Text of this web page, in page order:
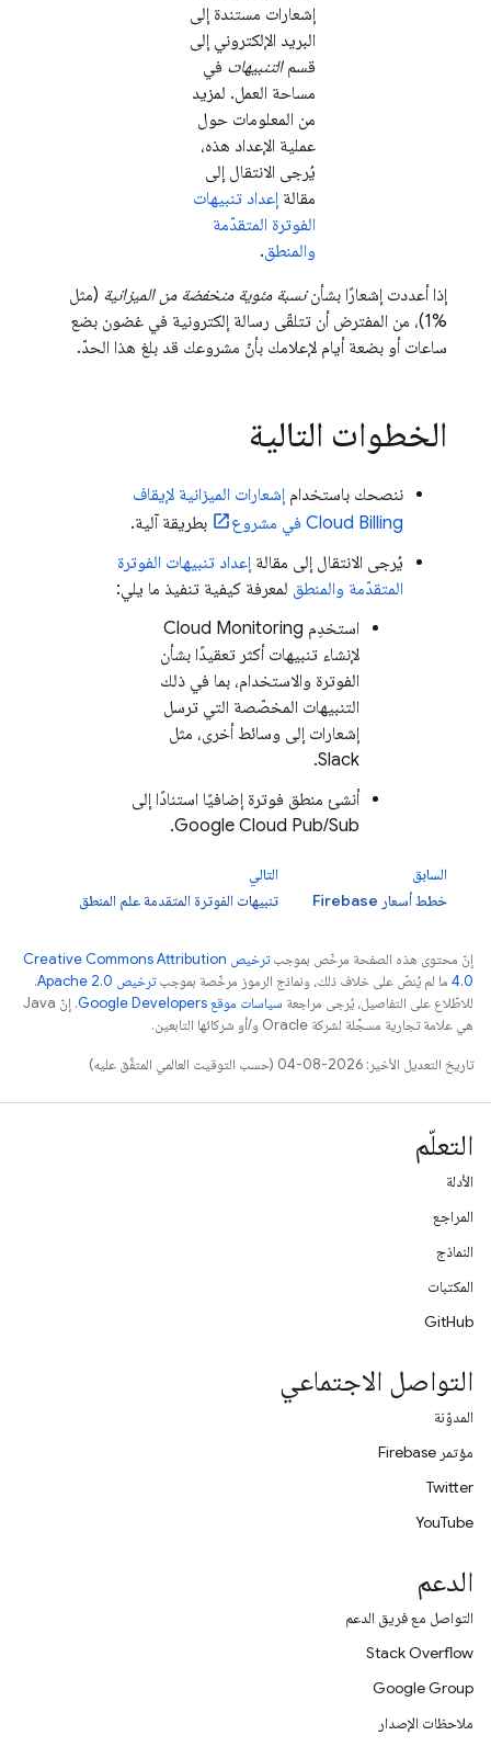
إشعارات مستندة إلى
البريد الإلكتروني إلى
قسمالتنبيهات في
مساحة العمل. لمزيد
من المعلومات حول
عملية الإعداد هذه،
يُرجى الانتقال إلى
مقالة إعداد تنبيهات
الفوترة المتقدّمة
والمنطق.
إذا أعددت إشعارًا بشأننسبة مئوية منخفضة من الميزانية (مثل
%1)، من المفترض أن تتلقّى رسالة إلكترونية في غضون بضع
ساعات أو بضعة أيام لإعلامك بأنّ مشروعك قد بلغ هذا الحدّ.
الخطوات التالية
ننصحك باستخدام إشعارات الميزانية لإيقاف
Cloud Billing في مشروع
بطريقة آلية.
يُرجى الانتقال إلى مقالة إعداد تنبيهات الفوترة
المتقدّمة والمنطق لمعرفة كيفية تنفيذ ما يلي:
استخدِم Cloud Monitoring
لإنشاء تنبيهات أكثر تعقيدًا بشأن
الفوترة والاستخدام، بما في ذلك
التنبيهات المخصّصة التي ترسل
إشعارات إلى وسائط أخرى، مثل
Slack.
أنشئ منطق فوترة إضافيًا استنادًا إلى
Google Cloud Pub/Sub
.
السابق
خطط أسعار Firebase
التالي
تنبيهات الفوترة المتقدمة علم المنطق
إنّ محتوى هذه الصفحة مرخّص بموجب
ترخيص Creative Commons Attribution
4.0‏ ما لم يُنصّ على خلاف ذلك، ونماذج الرموز مرخّصة بموجبترخيص Apache 2.0‏
.
للاطّلاع على التفاصيل، يُرجى مراجعة سياسات موقع Google Developers‏
. إنّ Java
هي علامة تجارية مسجَّلة لشركة Oracle و/أو شركائها التابعين.
تاريخ التعديل الأخير: 2026-08-04 (حسب التوقيت العالمي المتفَّق عليه)
التعلّم
الأدلة
المراجع
النماذج
المكتبات
GitHub
التواصل الاجتماعي
المدوّنة
مؤتمر Firebase
Twitter
YouTube
الدعم
التواصل مع فريق الدعم
Stack Overflow
Google Group
ملاحظات الإصدار